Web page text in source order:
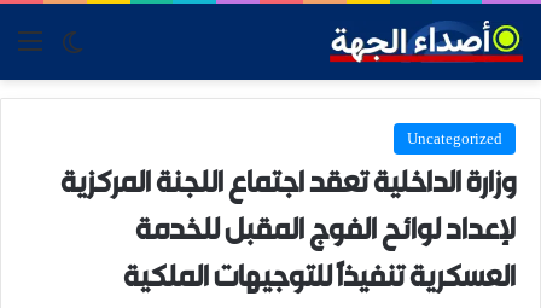
skin
Uncategorized
وزارة الداخلية تعقد اجتماع اللجنة المركزية
لإعداد لوائح الفوج المقبل للخدمة
العسكرية تنفيذاً للتوجيهات الملكية